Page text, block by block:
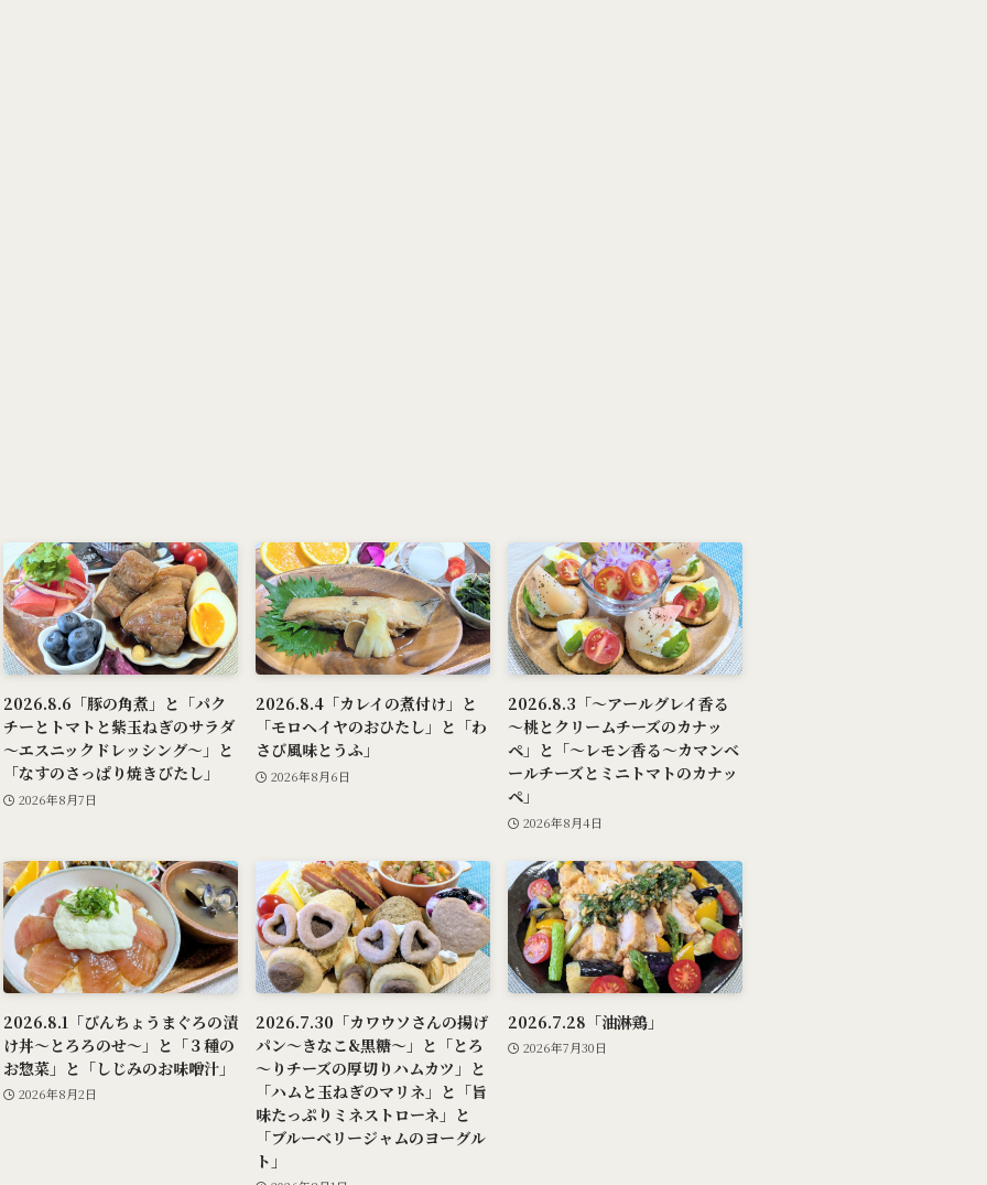
2026.8.6「豚の角煮」と「パク
チーとトマトと紫玉ねぎのサラダ
～エスニックドレッシング～」と
「なすのさっぱり焼きびたし」
2026年8月7日
2026.8.4「カレイの煮付け」と
「モロヘイヤのおひたし」と「わ
さび風味とうふ」
2026年8月6日
2026.8.3「～アールグレイ香る
～桃とクリームチーズのカナッ
ペ」と「～レモン香る～カマンベ
ールチーズとミニトマトのカナッ
ペ」
2026年8月4日
2026.8.1「びんちょうまぐろの漬
け丼～とろろのせ～」と「３種の
お惣菜」と「しじみのお味噌汁」
2026年8月2日
2026.7.30「カワウソさんの揚げ
パン～きなこ&黒糖～」と「とろ
～りチーズの厚切りハムカツ」と
「ハムと玉ねぎのマリネ」と「旨
味たっぷりミネストローネ」と
「ブルーベリージャムのヨーグル
ト」
2026.7.28「油淋鶏」
2026年7月30日